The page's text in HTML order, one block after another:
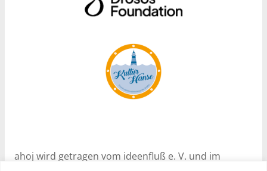
ahoj wird getragen vom ideenfluß e. V. und im